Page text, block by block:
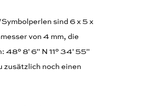
sind 6 x 5 x
von 4 mm, die
48° 8' 6" N 11° 34' 55"
zusätzlich noch einen